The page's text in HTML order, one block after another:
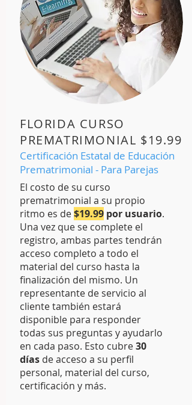
FLORIDA CURSO
PREMATRIMONIAL $19.99
Certificación Estatal de Educación
Prematrimonial - Para Parejas
El costo de su curso
prematrimonial a su propio
ritmo es de$19.99 por usuario.
Una vez que se complete el
registro, ambas partes tendrán
acceso completo a todo el
material del curso hasta la
finalización del mismo. Un
representante de servicio al
cliente también estará
disponible para responder
todas sus preguntas y ayudarlo
en cada paso. Esto cubre30
días de acceso a su perfil
personal, material del curso,
certificación y más.